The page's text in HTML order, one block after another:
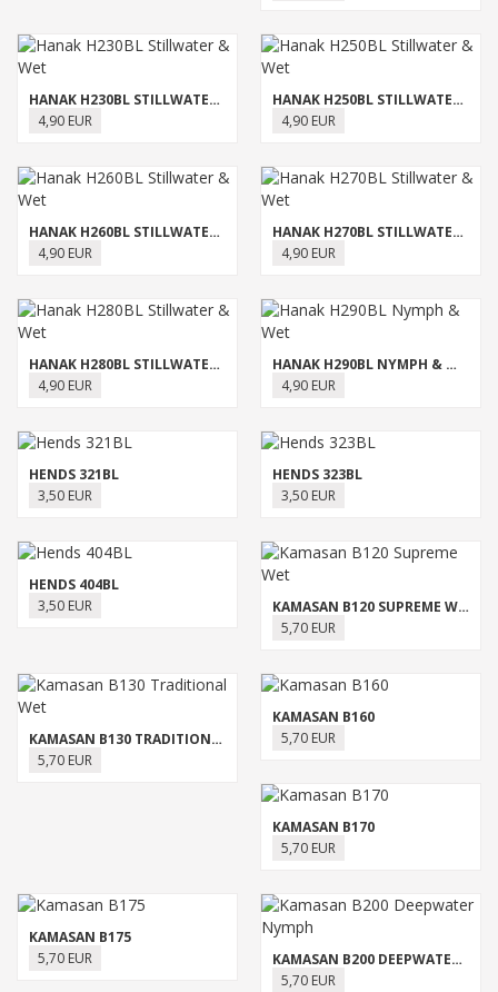
HANAK H230BL STILLWATER & WET
4,90 EUR
HANAK H250BL STILLWATER & WET
4,90 EUR
HANAK H260BL STILLWATER & WET
4,90 EUR
HANAK H270BL STILLWATER & WET
4,90 EUR
HANAK H280BL STILLWATER & WET
4,90 EUR
HANAK H290BL NYMPH & WET
4,90 EUR
HENDS 321BL
3,50 EUR
HENDS 323BL
3,50 EUR
HENDS 404BL
3,50 EUR
KAMASAN B120 SUPREME WET
5,70 EUR
KAMASAN B130 TRADITIONAL WET
5,70 EUR
KAMASAN B160
5,70 EUR
KAMASAN B170
5,70 EUR
KAMASAN B175
5,70 EUR
KAMASAN B200 DEEPWATER NYMPH
5,70 EUR